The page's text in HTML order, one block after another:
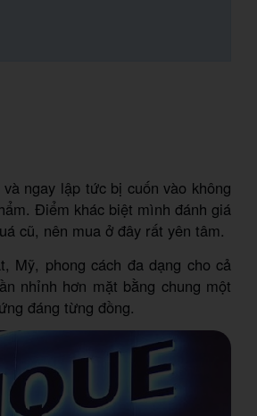
ngay lập tức bị cuốn vào không
Điểm khác biệt mình đánh giá
cũ, nên mua ở đây rất yên tâm.
Mỹ, phong cách đa dạng cho cả
nhỉnh hơn mặt bằng chung một
đáng từng đồng.